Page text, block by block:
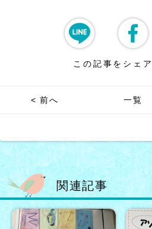
この記事をシェ
< 前へ 一覧
関連記事